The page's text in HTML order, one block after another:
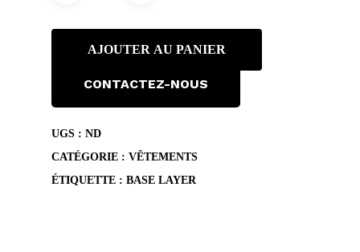
AJOUTER AU PANIER
CONTACTEZ-NOUS
UGS : ND
CATÉGORIE : VÊTEMENTS
ÉTIQUETTE : BASE LAYER